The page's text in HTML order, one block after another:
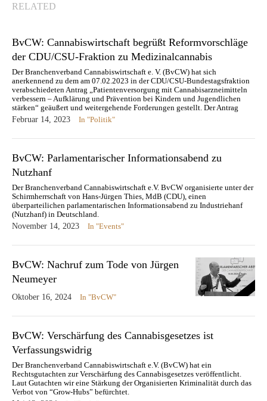
RELATED
BvCW: Cannabiswirtschaft begrüßt Reformvorschläge
der CDU/CSU-Fraktion zu Medizinalcannabis
Der Branchenverband Cannabiswirtschaft e. V. (BvCW) hat sich
anerkennend zu dem am 07.02.2023 in der CDU/CSU-Bundestagsfraktion
verabschiedeten Antrag „Patientenversorgung mit Cannabisarzneimitteln
verbessern – Aufklärung und Prävention bei Kindern und Jugendlichen
stärken“ geäußert und weitergehende Forderungen gestellt. Der Antrag
biete gute Ansätze zu den aktuell anstehenden Verbesserungsbedarfen bei
der Versorgung der…
Februar 14, 2023 In "Politik"
BvCW: Parlamentarischer Informationsabend zu
Nutzhanf
Der Branchenverband Cannabiswirtschaft e.V. BvCW organisierte unter der
Schirmherrschaft von Hans-Jürgen Thies, MdB (CDU), einen
überparteilichen parlamentarischen Informationsabend zu Industriehanf
(Nutzhanf) in Deutschland.
November 14, 2023
In "Events"
BvCW: Nachruf zum Tode von Jürgen
Neumeyer
Oktober 16, 2024 In "BvCW"
BvCW: Verschärfung des Cannabisgesetzes ist
Verfassungswidrig
Der Branchenverband Cannabiswirtschaft e.V. (BvCW) hat ein
Rechtsgutachten zur Verschärfung des Cannabisgesetzes veröffentlicht.
Laut Gutachten wir eine Stärkung der Organisierten Kriminalität durch das
Verbot von “Grow-Hubs” befürchtet.